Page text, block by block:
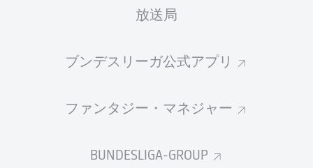
放送局
ブンデスリーガ公式アプリ
ファンタジー・マネジャー
BUNDESLIGA-GROUP